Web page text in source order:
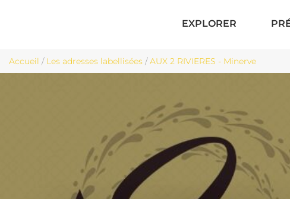
EXPLORER
Accueil / Les adresses labellisées /AUX 2 RIVIERES - Minerve